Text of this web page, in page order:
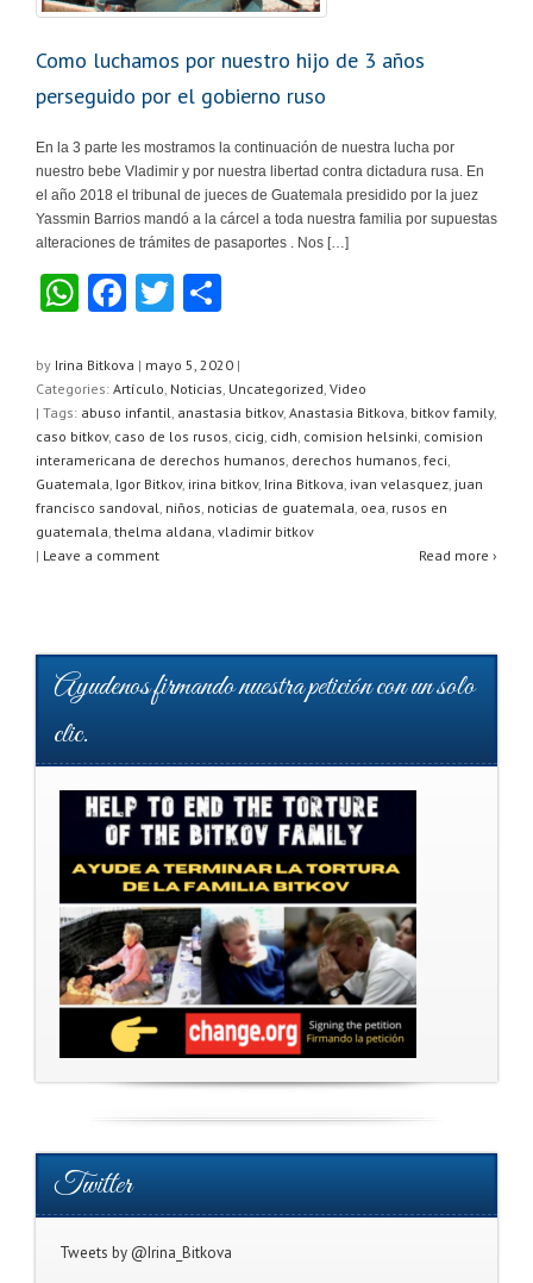
Como luchamos por nuestro hijo de 3 años
perseguido por el gobierno ruso
En la 3 parte les mostramos la continuación de nuestra lucha por
nuestro bebe Vladimir y por nuestra libertad contra dictadura rusa. En
el año 2018 el tribunal de jueces de Guatemala presidido por la juez
Yassmin Barrios mandó a la cárcel a toda nuestra familia por supuestas
alteraciones de trámites de pasaportes . Nos […]
W
at
s
A
p
p
F
c
e
b
o
o
k
T
tt
er
m
p
ar
tir
by Irina Bitkova | mayo 5, 2020 |
Categories: Artículo, Noticias, Uncategorized, Video
| Tags: abuso infantil, anastasia bitkov, Anastasia Bitkova, bitkov family,
caso bitkov, caso de los rusos, cicig, cidh, comision helsinki, comision
interamericana de derechos humanos, derechos humanos, feci,
Guatemala, Igor Bitkov, irina bitkov, Irina Bitkova, ivan velasquez, juan
francisco sandoval, niños, noticias de guatemala, oea, rusos en
guatemala, thelma aldana, vladimir bitkov
| Leave a comment Read more ›
Ayudenos firmando nuestra petición con un solo
clic.
Twitter
Tweets by @Irina_Bitkova